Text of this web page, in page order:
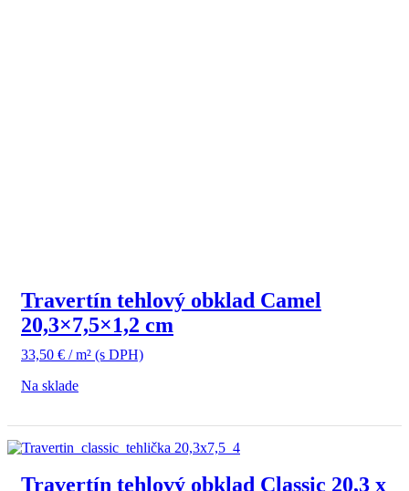
Travertín tehlový obklad Camel
20,3×7,5×1,2 cm
33,50 € / m² (s DPH)
Na sklade
Travertín tehlový obklad Classic 20,3 x